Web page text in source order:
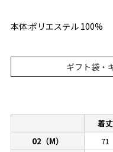
本体:ポリエステル 100%
ギフト袋・
着丈
02（M）
71